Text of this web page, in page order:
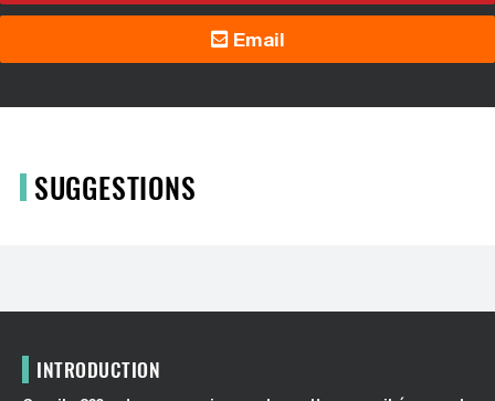
Email
SUGGESTIONS
INTRODUCTION